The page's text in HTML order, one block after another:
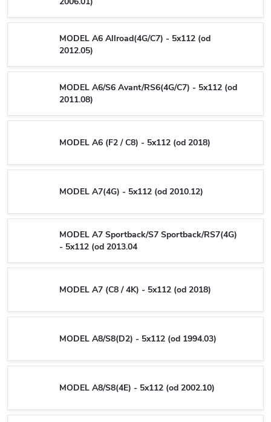
MODEL A6 Allroad(4G/C7) - 5x112 (od
2012.05)
MODEL A6/S6 Avant/RS6(4G/C7) - 5x112 (od
2011.08)
MODEL A6 (F2 / C8) - 5x112 (od 2018)
MODEL A7(4G) - 5x112 (od 2010.12)
MODEL A7 Sportback/S7 Sportback/RS7(4G)
- 5x112 (od 2013.04
MODEL A7 (C8 / 4K) - 5x112 (od 2018)
MODEL A8/S8(D2) - 5x112 (od 1994.03)
MODEL A8/S8(4E) - 5x112 (od 2002.10)